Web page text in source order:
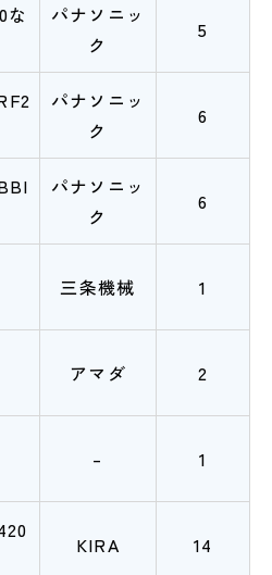
な
パナソニッ
ク
5
パナソニッ
ク
6
パナソニッ
ク
6
三条機械 1
アマダ 2
– 1
KIRA 14